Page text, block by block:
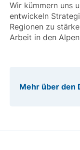
Wir kümmern uns
entwickeln
Regionen zu
Arbeit in den
Mehr über den